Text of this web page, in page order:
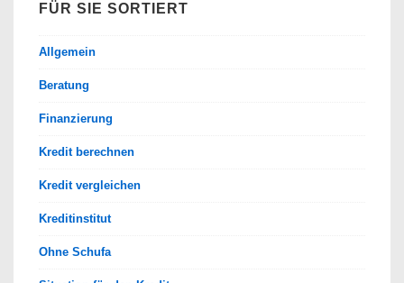
FÜR SIE SORTIERT
Allgemein
Beratung
Finanzierung
Kredit berechnen
Kredit vergleichen
Kreditinstitut
Ohne Schufa